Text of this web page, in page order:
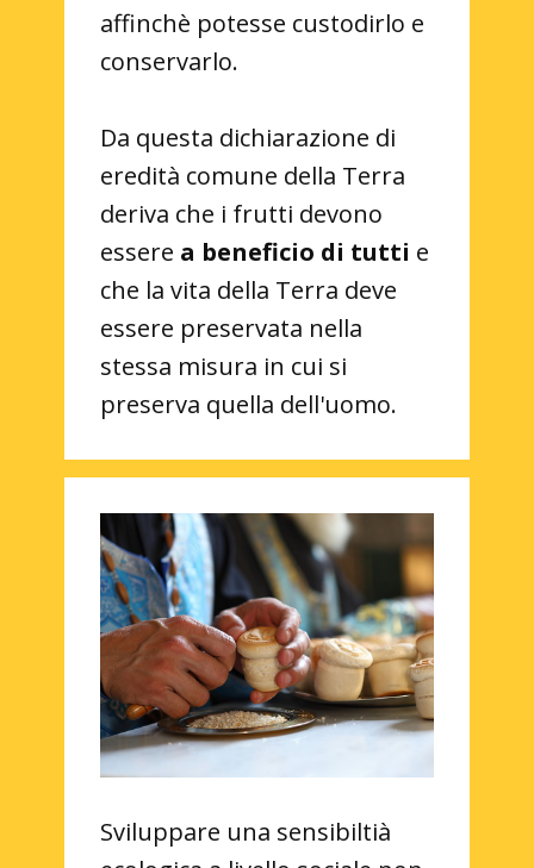
affinchè potesse custodirlo e
conservarlo.
Da questa dichiarazione di
eredità comune della Terra
deriva che i frutti devono
essere a beneficio di tutti e
che la vita della Terra deve
essere preservata nella
stessa misura in cui si
preserva quella dell'uomo.
Sviluppare una sensibiltià